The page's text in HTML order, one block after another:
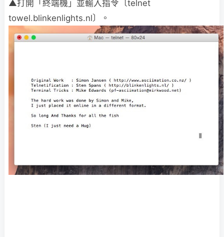
▲打開「終端機」並輸入指令〔telnet
towel.blinkenlights.nl〕。